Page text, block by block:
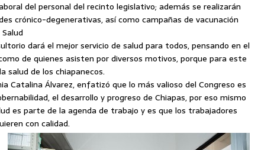
del personal del recinto legislativo; además se realizarán
crónico-degenerativas, así como campañas de vacunación
dará el mejor servicio de salud para todos, pensando en el
de quienes asisten por diversos motivos, porque para este
salud de los chiapanecos.
Catalina Álvarez, enfatizó que lo más valioso del Congreso es
el desarrollo y progreso de Chiapas, por eso mismo
es parte de la agenda de trabajo y es que los trabajadores
con calidad.